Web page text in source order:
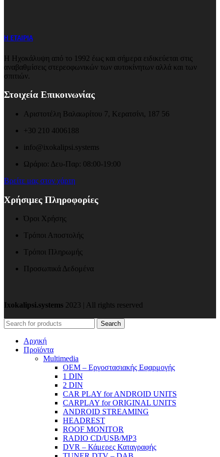
Η ΕΤΑΙΡΙΑ
Η Ηχοκάλυψη από το 1992 έως και σήμερα ειδικεύεται στις
αναβαθμίσεις στερεοφωνικών των αυτοκίνητων αλλά και των
σπιτιών.
Στοιχεία Επικοινωνίας
Αριστοτέλη Βαλαωρίτου 7, Κερατσίνι, 187 56
+30 210 4006188
info@ixokalipsi.systems
Ωράριο: Δευ-Παρ: 08:00-19:00
Βρείτε μας στον χάρτη
Χρήσιμες Πληροφορίες
Όροι Χρήσης
Τρόποι Αποστολής
Τρόποι Πληρωμής
Προσωπικά Δεδομένα
Ixokalipsi.systems 2023 | All rights reserved
Search
Αρχική
Προϊόντα
Μultimedia
OEM – Εργοστασιακής Εφαρμογής
1 DIN
2 DIN
CAR PLAY for ANDROID UNITS
CARPLAY for ORIGINAL UNITS
ANDROID STREAMING
HEADREST
ROOF MONITOR
RADIO CD/USB/MP3
DVR – Κάμερες Καταγραφής